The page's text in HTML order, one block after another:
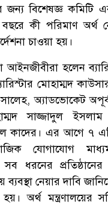
জন্য বিশেষজ্ঞ কমিটি
কী পরিমাণ অর্থ
চাওয়া হয়।
হলেন
মোহাম্মদ
অ্যাডভোকেট অপূর্ব
সাজ্জাদুল
কাদের। এর আগে ৭
যোগাযোগ
সব ধরনের
ব্যবস্থা নেয়ার দাবি
অর্থ মন্ত্রণালয়ের